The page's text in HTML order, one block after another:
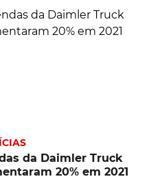
da Daimler Truck
20% em 2021